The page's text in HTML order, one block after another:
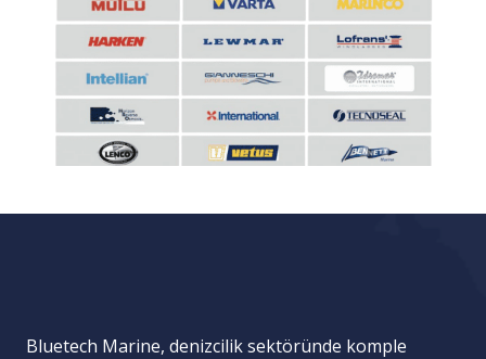
Bluetech Marine, denizcilik sektöründe komple